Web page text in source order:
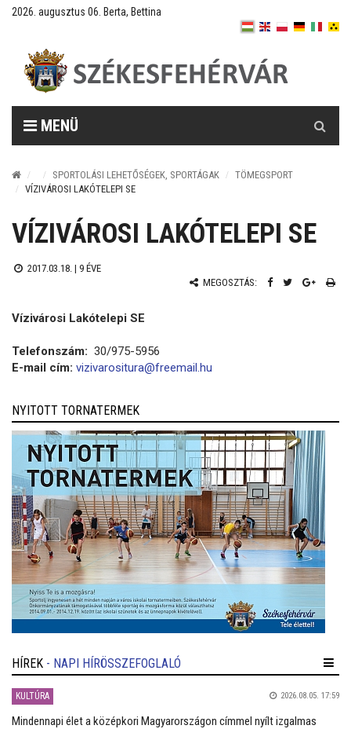
2026. augusztus 06. Berta, Bettina
MENÜ
SPORTOLÁSI LEHETŐSÉGEK, SPORTÁGAK
TÖMEGSPORT
VÍZIVÁROSI LAKÓTELEPI SE
VÍZIVÁROSI LAKÓTELEPI SE
2017.03.18. | 9 ÉVE
MEGOSZTÁS:
Vízivárosi Lakótelepi SE
Telefonszám: 30/975-5956
E-mail cím: vizivarositura@freemail.hu
NYITOTT TORNATERMEK
HÍREK - NAPI HÍRÖSSZEFOGLALÓ
KULTÚRA 2026.08.05. 17:59
Mindennapi élet a középkori Magyarországon címmel nyílt izgalmas